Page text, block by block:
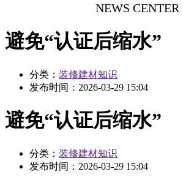
NEWS CENTER
避免“认证后缩水”
分类： 装修建材知识
发布时间： 2026-03-29 15:04
避免“认证后缩水”
分类： 装修建材知识
发布时间： 2026-03-29 15:04